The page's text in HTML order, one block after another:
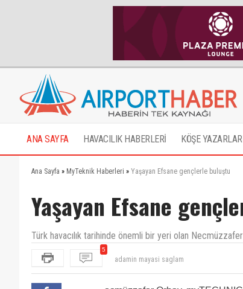
ANA SAYFA HAVACILIK HABERLERİ KÖŞE
Ana Sayfa » MyTeknik Haberleri » Yaşayan Efsane gençlerle buluştu
Yaşayan Efsane
Türk havacılık tarihinde önemli bir yeri olan
5
diger bakis acisi olan yazimi
herzaman elestirmemiz gerekir.
ote yandan benim (2x)dedem 5 yil